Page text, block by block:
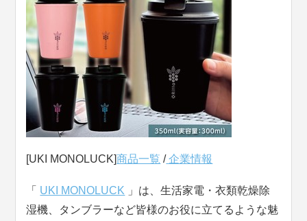
[UKI MONOLUCK]商品一覧 /企業情報
「 UKI MONOLUCK 」は、生活家電・衣類乾燥除
湿機、タンブラーなど皆様のお役に立てるような魅